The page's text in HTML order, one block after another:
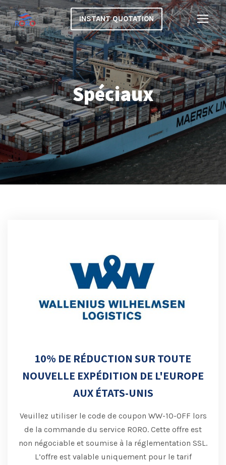
INSTANT QUOTATION
Spéciaux
10% DE RÉDUCTION SUR TOUTE
NOUVELLE EXPÉDITION DE L'EUROPE
AUX ÉTATS-UNIS
Veuillez utiliser le code de coupon WW-10-OFF lors
de la commande du service RORO. Cette offre est
non négociable et soumise à la réglementation SSL.
L’offre est valable uniquement pour le tarif